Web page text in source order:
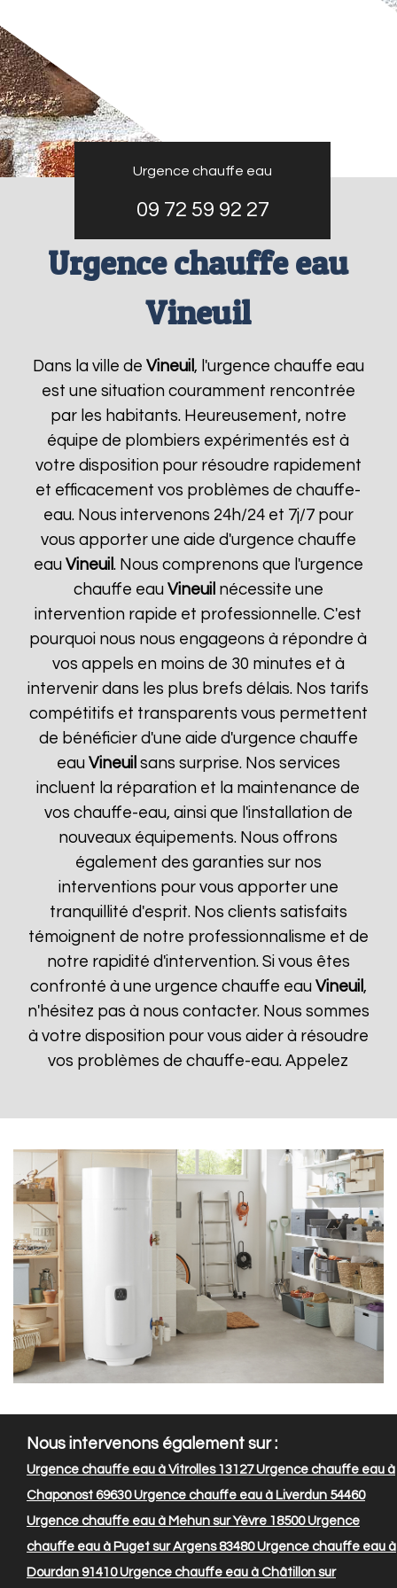
Urgence chauffe eau
09 72 59 92 27
Urgence chauffe eau
Vineuil
Dans la ville de Vineuil , l'urgence chauffe eau
est une situation couramment rencontrée
par les habitants. Heureusement, notre
équipe de plombiers expérimentés est à
votre disposition pour résoudre rapidement
et efficacement vos problèmes de chauffe-
eau. Nous intervenons 24h/24 et 7j/7 pour
vous apporter une aide d'urgence chauffe
eau Vineuil . Nous comprenons que l'urgence
chauffe eau Vineuil nécessite une
intervention rapide et professionnelle. C'est
pourquoi nous nous engageons à répondre à
vos appels en moins de 30 minutes et à
intervenir dans les plus brefs délais. Nos tarifs
compétitifs et transparents vous permettent
de bénéficier d'une aide d'urgence chauffe
eau Vineuil sans surprise. Nos services
incluent la réparation et la maintenance de
vos chauffe-eau, ainsi que l'installation de
nouveaux équipements. Nous offrons
également des garanties sur nos
interventions pour vous apporter une
tranquillité d'esprit. Nos clients satisfaits
témoignent de notre professionnalisme et de
notre rapidité d'intervention. Si vous êtes
confronté à une urgence chauffe eau Vineuil ,
n'hésitez pas à nous contacter. Nous sommes
à votre disposition pour vous aider à résoudre
vos problèmes de chauffe-eau. Appelez
Nous intervenons également sur :
Urgence chauffe eau à Vitrolles 13127Urgence chauffe eau à
Chaponost 69630Urgence chauffe eau à Liverdun 54460
Urgence chauffe eau à Mehun sur Yèvre 18500Urgence
chauffe eau à Puget sur Argens 83480Urgence chauffe eau à
Dourdan 91410Urgence chauffe eau à Châtillon sur